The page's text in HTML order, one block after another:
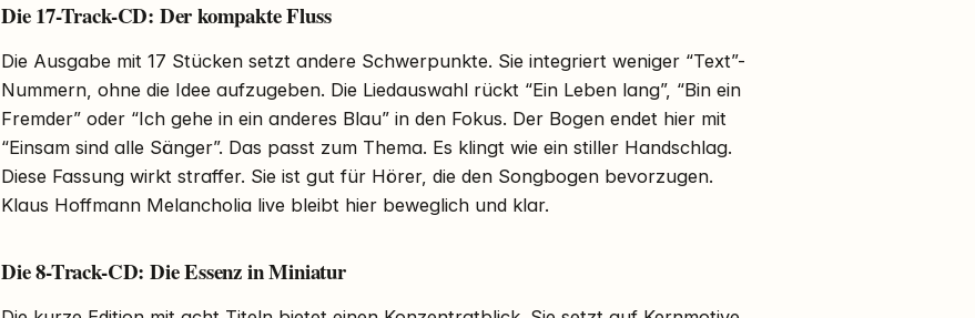
Die 17-Track-CD: Der kompakte Fluss
Die Ausgabe mit 17 Stücken setzt andere Schwerpunkte. Sie integriert weniger “Text”-
Nummern, ohne die Idee aufzugeben. Die Liedauswahl rückt “Ein Leben lang”, “Bin ein
Fremder” oder “Ich gehe in ein anderes Blau” in den Fokus. Der Bogen endet hier mit
“Einsam sind alle Sänger”. Das passt zum Thema. Es klingt wie ein stiller Handschlag.
Diese Fassung wirkt straffer. Sie ist gut für Hörer, die den Songbogen bevorzugen.
Klaus Hoffmann Melancholia live bleibt hier beweglich und klar.
Die 8-Track-CD: Die Essenz in Miniatur